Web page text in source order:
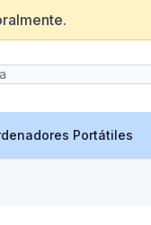
Portátiles